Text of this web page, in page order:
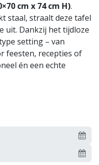
cm x 74 cm H).
staal, straalt deze tafel
uit. Dankzij het tijdloze
setting – van
feesten, recepties of
én een echte